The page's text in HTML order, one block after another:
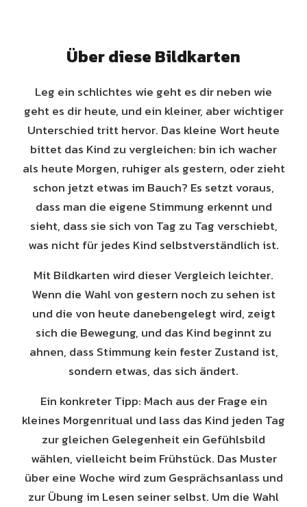
Über diese Bildkarten
Leg ein schlichtes wie geht es dir neben wie
geht es dir heute, und ein kleiner, aber wichtiger
Unterschied tritt hervor. Das kleine Wort heute
bittet das Kind zu vergleichen: bin ich wacher
als heute Morgen, ruhiger als gestern, oder zieht
schon jetzt etwas im Bauch? Es setzt voraus,
dass man die eigene Stimmung erkennt und
sieht, dass sie sich von Tag zu Tag verschiebt,
was nicht für jedes Kind selbstverständlich ist.
Mit Bildkarten wird dieser Vergleich leichter.
Wenn die Wahl von gestern noch zu sehen ist
und die von heute danebengelegt wird, zeigt
sich die Bewegung, und das Kind beginnt zu
ahnen, dass Stimmung kein fester Zustand ist,
sondern etwas, das sich ändert.
Ein konkreter Tipp: Mach aus der Frage ein
kleines Morgenritual und lass das Kind jeden Tag
zur gleichen Gelegenheit ein Gefühlsbild
wählen, vielleicht beim Frühstück. Das Muster
über eine Woche wird zum Gesprächsanlass und
zur Übung im Lesen seiner selbst. Um die Wahl